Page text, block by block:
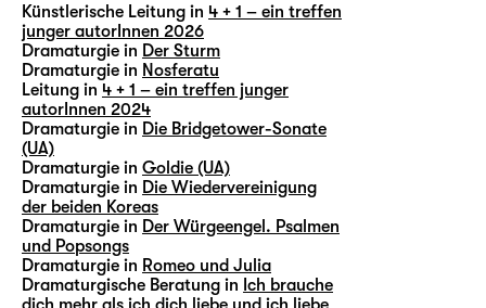
Künstlerische Leitung in 4 + 1 – ein treffen
junger autorInnen 2026
Dramaturgie in Der Sturm
Dramaturgie in Nosferatu
Leitung in 4 + 1 – ein treffen junger
autorInnen 2024
Dramaturgie in Die Bridgetower-Sonate
(UA)
Dramaturgie in Goldie (UA)
Dramaturgie in Die Wiedervereinigung
der beiden Koreas
Dramaturgie in Der Würgeengel. Psalmen
und Popsongs
Dramaturgie in Romeo und Julia
Dramaturgische Beratung in Ich brauche